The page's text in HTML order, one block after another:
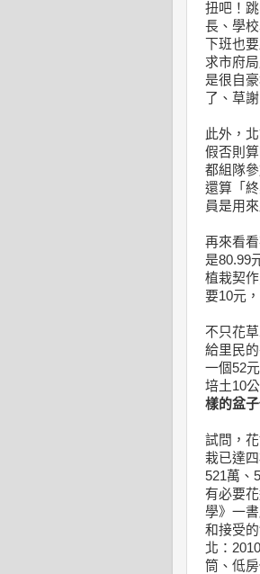
扭吧！
長、學
下班也
求市府
是很自
了、草
此外，
假否則
都組隊
還算「
員是用
再來看
是80.99
植栽契
要10元
不只花
給里民
一個52
培土10
樣的盆
試問，
栽已達
521萬、
有必要
學》一
和接受
北：
筒、低